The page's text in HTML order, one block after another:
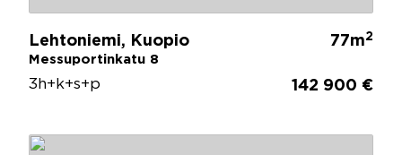
Lehtoniemi, Kuopio
Messuportinkatu 8
77m2
3h+k+s+p 142 900 €